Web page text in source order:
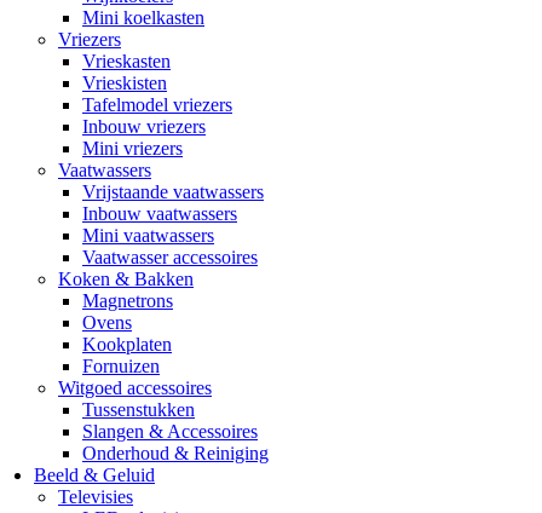
Mini koelkasten
Vriezers
Vrieskasten
Vrieskisten
Tafelmodel vriezers
Inbouw vriezers
Mini vriezers
Vaatwassers
Vrijstaande vaatwassers
Inbouw vaatwassers
Mini vaatwassers
Vaatwasser accessoires
Koken & Bakken
Magnetrons
Ovens
Kookplaten
Fornuizen
Witgoed accessoires
Tussenstukken
Slangen & Accessoires
Onderhoud & Reiniging
Beeld & Geluid
Televisies